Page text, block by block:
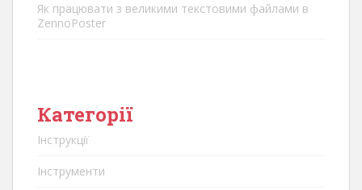
Як працювати з великими текстовими файлами в
ZennoPoster
Категорії
Інструкції
Інструменти